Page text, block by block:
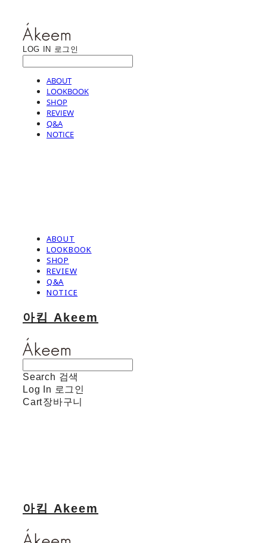
LOG IN 로그인
ABOUT
LOOKBOOK
SHOP
REVIEW
Q&A
NOTICE
ABOUT
LOOKBOOK
SHOP
REVIEW
Q&A
NOTICE
아킴 Akeem
Search 검색
Log In 로그인
Cart장바구니
아킴 Akeem